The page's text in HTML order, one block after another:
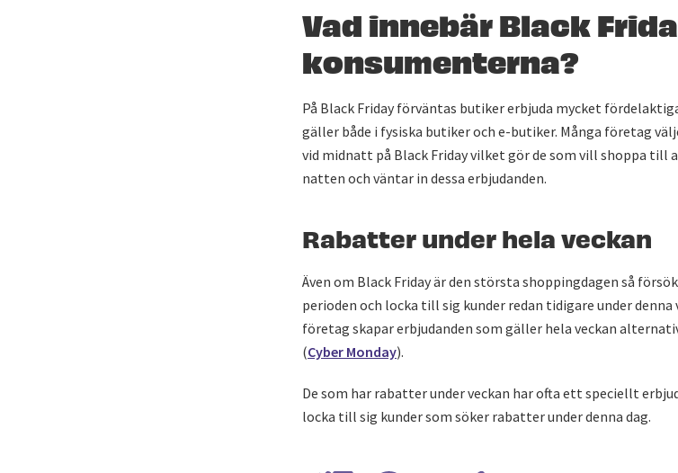
Vad innebär Black
konsumenterna?
På Black Friday förväntas butiker erbjuda mycket
gäller både i fysiska butiker och e-butiker. Många företag
vid midnatt på Black Friday vilket gör de som vill shoppa till
natten och väntar in dessa erbjudanden.
Rabatter under hela veckan
Även om Black Friday är den största shoppingdagen så
perioden och locka till sig kunder redan tidigare under
företag skapar erbjudanden som gäller hela veckan
(Cyber Monday).
De som har rabatter under veckan har ofta ett speciellt
locka till sig kunder som söker rabatter under denna dag.